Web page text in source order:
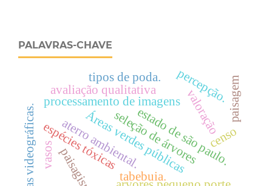
PALAVRAS-CHAVE
Áreas verdes públicas
processamento de imagens
espécies tóxicas estado de são paulo.
avaliação qualitativa
tipos de poda.
aterro ambiental.
cenas videográficas. censo
seleção de árvoresvaloração
percepção.
vasos
tabebuia.
paisagem